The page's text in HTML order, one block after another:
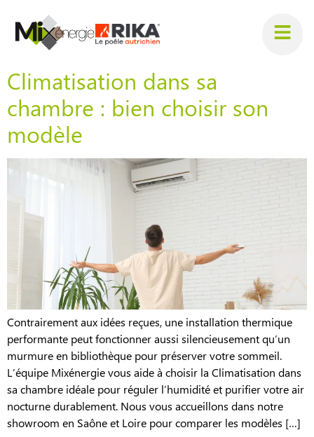
Climatisation dans sa
chambre : bien choisir son
modèle
Contrairement aux idées reçues, une installation thermique
performante peut fonctionner aussi silencieusement qu’un
murmure en bibliothèque pour préserver votre sommeil.
L’équipe Mixénergie vous aide à choisir la Climatisation dans
sa chambre idéale pour réguler l’humidité et purifier votre air
nocturne durablement. Nous vous accueillons dans notre
showroom en Saône et Loire pour comparer les modèles […]